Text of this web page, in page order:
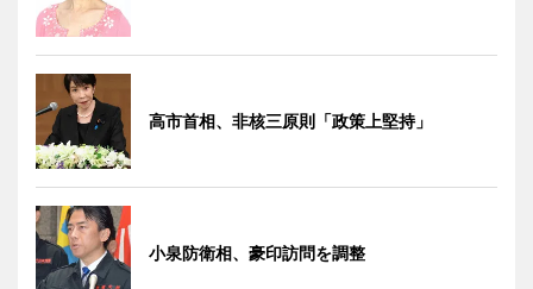
高市首相、非核三原則「政策上堅持」
小泉防衛相、豪印訪問を調整